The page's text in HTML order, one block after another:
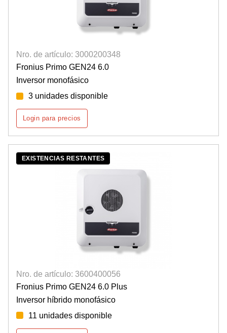
Nro. de artículo: 3000200348
Fronius Primo GEN24 6.0
Inversor monofásico
3 unidades disponible
Login para precios
EXISTENCIAS RESTANTES
Nro. de artículo: 3600400056
Fronius Primo GEN24 6.0 Plus
Inversor híbrido monofásico
11 unidades disponible